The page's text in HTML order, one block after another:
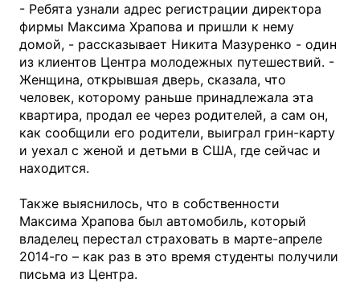
- Ребята узнали адрес регистрации директора
фирмы Максима Храпова и пришли к нему
домой, - рассказывает Никита Мазуренко - один
из клиентов Центра молодежных путешествий. -
Женщина, открывшая дверь, сказала, что
человек, которому раньше принадлежала эта
квартира, продал ее через родителей, а сам он,
как сообщили его родители, выиграл грин-карту
и уехал с женой и детьми в США, где сейчас и
находится.
Также выяснилось, что в собственности
Максима Храпова был автомобиль, который
владелец перестал страховать в марте-апреле
2014-го – как раз в это время студенты получили
письма из Центра.